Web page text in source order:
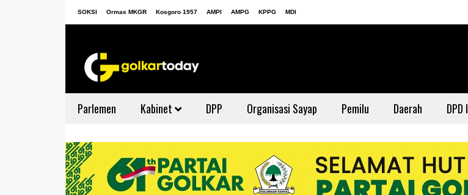
SOKSI Ormas MKGR Kosgoro 1957 AMPI AMPG KPPG MDI
Parlemen Kabinet DPP Organisasi Sayap Pemilu Daerah DPD I